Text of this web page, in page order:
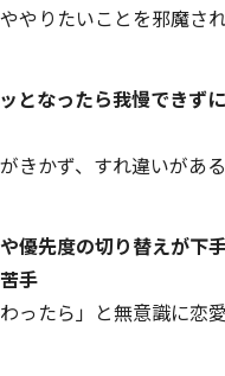
やりたいことを邪魔さ
となったら我慢できず
きかず、すれ違いがあ
優先度の切り替えが下
手
ったら」と無意識に恋